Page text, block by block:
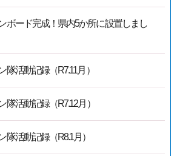
ボード完成！県内5か所に設置しまし
隊活動記録（R7.11月）
隊活動記録（R7.12月）
隊活動記録（R8.1月）